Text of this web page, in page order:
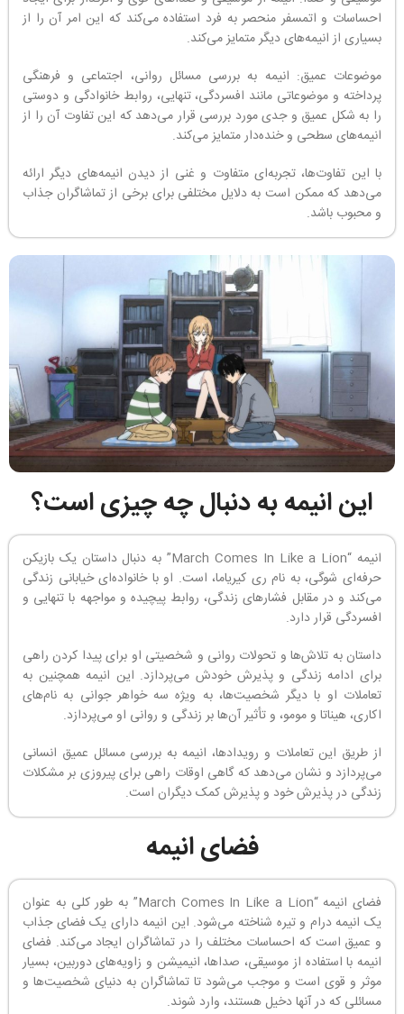
احساسات و اتمسفر منحصر به فرد استفاده می‌کند که این امر آن را از
بسیاری از انیمه‌های دیگر متمایز می‌کند.
موضوعات عمیق: انیمه به بررسی مسائل روانی، اجتماعی و فرهنگی
پرداخته و موضوعاتی مانند افسردگی، تنهایی، روابط خانوادگی و دوستی
را به شکل عمیق و جدی مورد بررسی قرار می‌دهد که این تفاوت آن را از
انیمه‌های سطحی و خنده‌دار متمایز می‌کند.
با این تفاوت‌ها، تجربه‌ای متفاوت و غنی از دیدن انیمه‌های دیگر ارائه
می‌دهد که ممکن است به دلایل مختلفی برای برخی از تماشاگران جذاب
و محبوب باشد.
این انیمه به دنبال چه چیزی است؟
انیمه “March Comes In Like a Lion” به دنبال داستان یک بازیکن
حرفه‌ای شوگی، به نام ری کیریاما، است. او با خانواده‌ای خیابانی زندگی
می‌کند و در مقابل فشارهای زندگی، روابط پیچیده و مواجهه با تنهایی و
افسردگی قرار دارد.
داستان به تلاش‌ها و تحولات روانی و شخصیتی او برای پیدا کردن راهی
برای ادامه زندگی و پذیرش خودش می‌پردازد. این انیمه همچنین به
تعاملات او با دیگر شخصیت‌ها، به ویژه سه خواهر جوانی به نام‌های
اکاری، هیناتا و مومو، و تأثیر آن‌ها بر زندگی و روانی او می‌پردازد.
از طریق این تعاملات و رویدادها، انیمه به بررسی مسائل عمیق انسانی
می‌پردازد و نشان می‌دهد که گاهی اوقات راهی برای پیروزی بر مشکلات
زندگی در پذیرش خود و پذیرش کمک دیگران است.
فضای انیمه
فضای انیمه “March Comes In Like a Lion” به طور کلی به عنوان
یک انیمه درام و تیره شناخته می‌شود. این انیمه دارای یک فضای جذاب
و عمیق است که احساسات مختلف را در تماشاگران ایجاد می‌کند. فضای
انیمه با استفاده از موسیقی، صداها، انیمیشن و زاویه‌های دوربین، بسیار
موثر و قوی است و موجب می‌شود تا تماشاگران به دنیای شخصیت‌ها و
مسائلی که در آنها دخیل هستند، وارد شوند.